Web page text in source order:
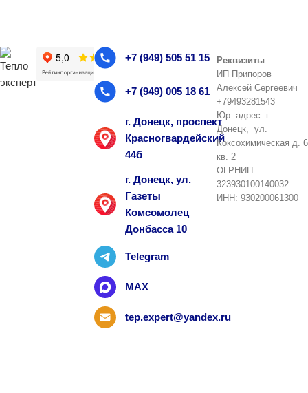
+7 (949) 505 51 15
+7 (949) 005 18 61
г. Донецк, проспект
Красногвардейский
44б
г. Донецк, ул.
Газеты
Комсомолец
Донбасса 10
Telegram
MAX
tep.expert@yandex.ru
Реквизиты
ИП Припоров
Алексей Сергеевич
+79493281543
Юр. адрес: г.
Донецк, ул.
Коксохимическая д. 6
кв. 2
ОГРНИП:
323930100140032
ИНН: 930200061300